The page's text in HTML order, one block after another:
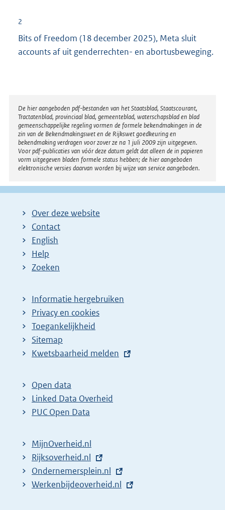
2
Bits of Freedom (18 december 2025), Meta sluit
accounts af uit genderrechten- en abortusbeweging.
Disclaimer
De hier aangeboden pdf-bestanden van het Staatsblad, Staatscourant,
Tractatenblad, provinciaal blad, gemeenteblad, waterschapsblad en blad
gemeenschappelijke regeling vormen de formele bekendmakingen in de
zin van de Bekendmakingswet en de Rijkswet goedkeuring en
bekendmaking verdragen voor zover ze na 1 juli 2009 zijn uitgegeven.
Voor pdf-publicaties van vóór deze datum geldt dat alleen de in papieren
vorm uitgegeven bladen formele status hebben; de hier aangeboden
elektronische versies daarvan worden bij wijze van service aangeboden.
Over deze website
Contact
English
Help
Zoeken
Informatie hergebruiken
Privacy en cookies
Toegankelijkheid
Sitemap
E
t
e
r
l
i
n
k
Kwetsbaarheid melden
Open data
Linked Data Overheid
PUC Open Data
MijnOverheid.nl
E
x
t
Rijksoverheid.nl
E
x
Ondernemersplein.nl
E
Werkenbijdeoverheid.nl